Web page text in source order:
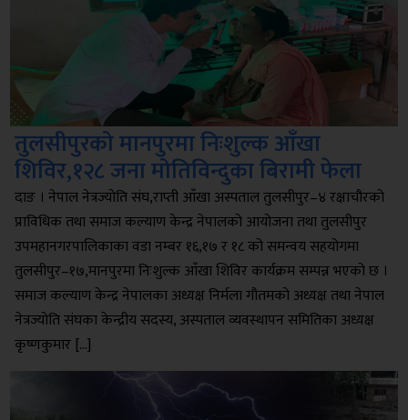
तुलसीपुरको मानपुरमा निःशुल्क आँखा
शिविर,१२८ जना मोतिविन्दुका बिरामी फेला
दाङ । नेपाल नेत्रज्योति संघ,राप्ती आँखा अस्पताल तुलसीपुर–४ रक्षाचौरको
प्राविधिक तथा समाज कल्याण केन्द्र नेपालको आयोजना तथा तुलसीपुर
उपमहानगरपालिकाका वडा नम्बर १६,१७ र १८ को समन्वय सहयोगमा
तुलसीपुर–१७,मानपुरमा निःशुल्क आँखा शिविर कार्यक्रम सम्पन्न भएको छ ।
समाज कल्याण केन्द्र नेपालका अध्यक्ष निर्मला गौतमको अध्यक्ष तथा नेपाल
नेत्रज्योति संघका केन्द्रीय सदस्य, अस्पताल व्यवस्थापन समितिका अध्यक्ष
कृष्णकुमार […]